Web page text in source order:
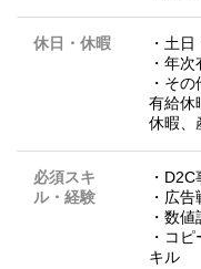
休日・休暇
・土
・年
・そ
有給休
休暇、
必須スキ
ル・経験
・
・広
・数
・コ
キル